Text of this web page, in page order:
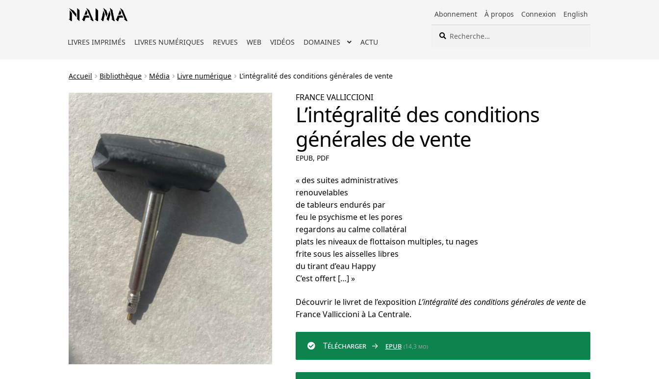
Abonnement À propos Connexion English
LIVRES IMPRIMÉS LIVRES NUMÉRIQUES REVUES WEB VIDÉOS DOMAINES ACTU
Recherche
pour :
Accueil Bibliothèque Média Livre numérique L’intégralité des conditions générales de vente
FRANCE VALLICCIONI
L’intégralité des conditions
générales de vente
EPUB, PDF
« des suites administratives
renouvelables
de tableurs endurés par
feu le psychisme et les pores
regardons au calme collatéral
plats les niveaux de flottaison multiples, tu nages
frite sous les aisselles libres
du tirant d’eau Happy
C’est offert […] »
Découvrir le livret de l’exposition L’intégralité des conditions générales de ventede
France Valliccioni à La Centrale.
Télécharger epub (14,3 mo)
Panneau de gestion des cookies